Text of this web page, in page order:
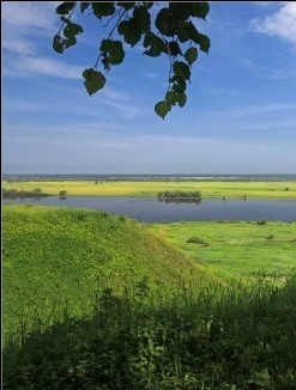
Перейти к основному содержанию